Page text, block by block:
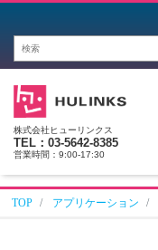
株式会社ヒューリンクス
TEL：03-5642-8385
営業時間：9:00-17:30
TOP アプリケーション